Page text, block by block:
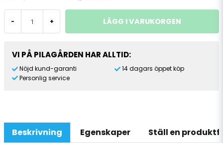
- + LÄGG I VARUKORGEN
VI PÅ PILAGÅRDEN HAR ALLTID:
Nöjd kund-garanti
Personlig service
14 dagars öppet köp
Beskrivning Egenskaper Ställ en